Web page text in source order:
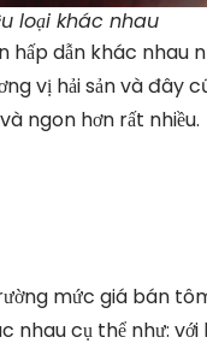
loại khác nhau
dẫn khác nhau
vị hải sản và đây
ngon hơn rất nhiều.
mức giá bán
nhau cụ thể như: